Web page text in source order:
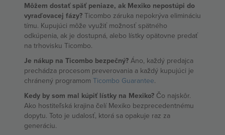
Môžem dostať späť peniaze, ak Mexiko nepostúpi do
vyraďovacej fázy? Ticombo záruka nepokrýva elimináciu
tímu. Kupujúci môže využiť možnosť spätného
odkúpenia, ak je dostupná, alebo lístky opätovne predať
na trhovisku Ticombo.
Je nákup na Ticombo bezpečný? Áno, každý predajca
prechádza procesom preverovania a každý kupujúci je
chránený programom Ticombo Guarantee.
Kedy by som mal kúpiť lístky na Mexiko? Čo najskôr.
Ako hostiteľská krajina čelí Mexiko bezprecedentnému
dopytu. Toto je udalosť, ktorá sa opakuje raz za
generáciu.